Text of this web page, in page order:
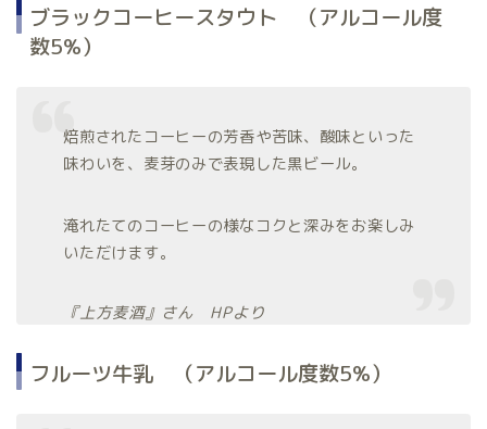
ブラックコーヒースタウト （アルコール度
数5%）
焙煎されたコーヒーの芳香や苦味、酸味といった
味わいを、麦芽のみで表現した黒ビール。
淹れたてのコーヒーの様なコクと深みをお楽しみ
いただけます。
『上方麦酒』さん HPより
フルーツ牛乳 （アルコール度数5%）